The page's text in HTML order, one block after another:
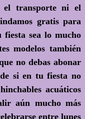
el transporte ni el
gratis para
fiesta sea lo mucho
modelos también
no debas abonar
si en tu fiesta no
acuáticos
aún mucho más
entre lunes